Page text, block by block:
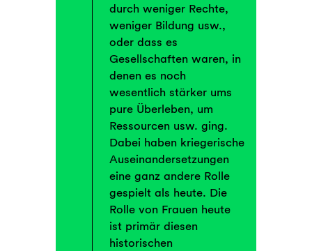
durch weniger Rechte,
weniger Bildung usw.,
oder dass es
Gesellschaften waren, in
denen es noch
wesentlich stärker ums
pure Überleben, um
Ressourcen usw. ging.
Dabei haben kriegerische
Auseinandersetzungen
eine ganz andere Rolle
gespielt als heute. Die
Rolle von Frauen heute
ist primär diesen
historischen